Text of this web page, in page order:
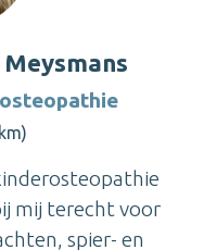
mij terecht voor
spier- en